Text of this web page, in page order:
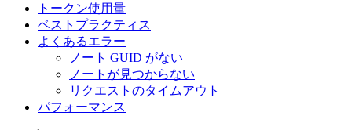
トークン使用量
ベストプラクティス
よくあるエラー
ノート GUID がない
ノートが見つからない
リクエストのタイムアウト
パフォーマンス